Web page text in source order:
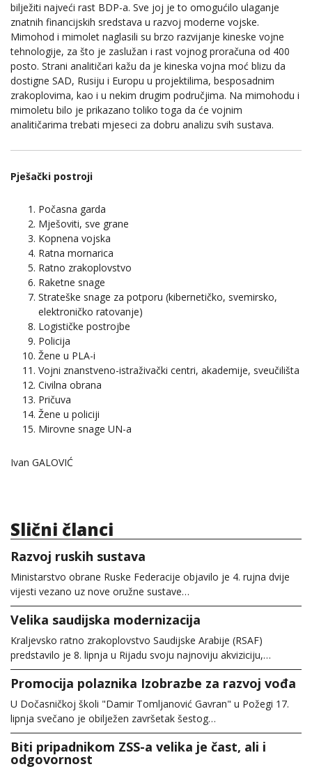
bilježiti najveći rast BDP-a. Sve joj je to omogućilo ulaganje
znatnih financijskih sredstava u razvoj moderne vojske.
Mimohod i mimolet naglasili su brzo razvijanje kineske vojne
tehnologije, za što je zaslužan i rast vojnog proračuna od 400
posto. Strani analitičari kažu da je kineska vojna moć blizu da
dostigne SAD, Rusiju i Europu u projektilima, besposadnim
zrakoplovima, kao i u nekim drugim područjima. Na mimohodu i
mimoletu bilo je prikazano toliko toga da će vojnim
analitičarima trebati mjeseci za dobru analizu svih sustava.
Pješački postroji
Počasna garda
Mješoviti, sve grane
Kopnena vojska
Ratna mornarica
Ratno zrakoplovstvo
Raketne snage
Strateške snage za potporu (kibernetičko, svemirsko,
elektroničko ratovanje)
Logističke postrojbe
Policija
Žene u PLA-i
Vojni znanstveno-istraživački centri, akademije, sveučilišta
Civilna obrana
Pričuva
Žene u policiji
Mirovne snage UN-a
Ivan GALOVIĆ
Slični članci
Razvoj ruskih sustava
Ministarstvo obrane Ruske Federacije objavilo je 4. rujna dvije
vijesti vezano uz nove oružne sustave…
Velika saudijska modernizacija
Kraljevsko ratno zrakoplovstvo Saudijske Arabije (RSAF)
predstavilo je 8. lipnja u Rijadu svoju najnoviju akviziciju,…
Promocija polaznika Izobrazbe za razvoj vođa
U Dočasničkoj školi "Damir Tomljanović Gavran" u Požegi 17.
lipnja svečano je obilježen završetak šestog…
Biti pripadnikom ZSS-a velika je čast, ali i
odgovornost